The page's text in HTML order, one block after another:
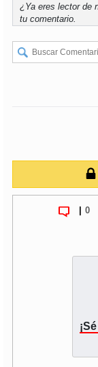
¿Ya eres lector de
tu comentario.
0